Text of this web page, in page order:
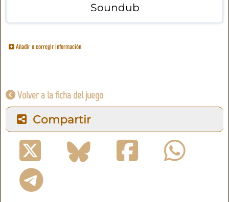
Soundub
Añadir o corregir información
Volver a la ficha del juego
Compartir